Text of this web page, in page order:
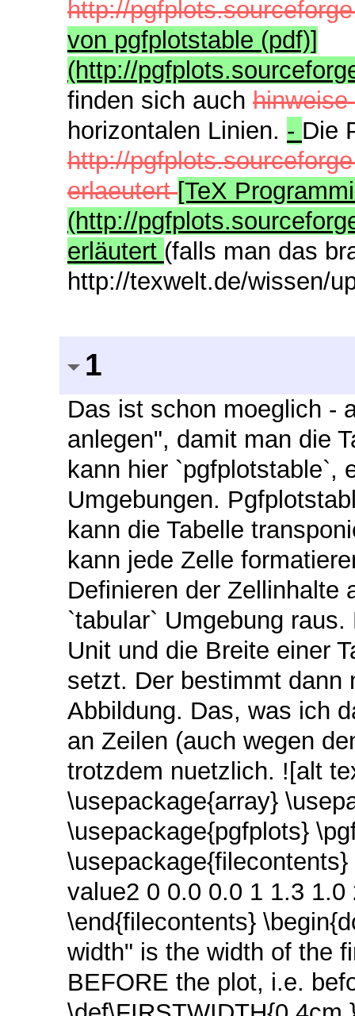
http://
von pgfplotstable (pdf)]
(http://
finden sich auch hinweise
horizontalen Linien. - Die
http://
erlaeutert[TeX
(http://
erläutert (falls man das
http://texwelt.de/wissen/
1
Das ist schon moeglich -
anlegen", damit man die
kann hier `pgfplotstable`,
Umgebungen.
kann die Tabelle
kann jede Zelle
Definieren der Zellinhalte
`tabular` Umgebung
Unit und die Breite einer
setzt. Der bestimmt dann
Abbildung. Das, was ich
an Zeilen (auch wegen
trotzdem nuetzlich. ![alt
\usepackage{array}
\usepackage{pgfplots}
value2 0 0.0 0.0 1 1.3
\end{filecontents}
width" is the width of the
BEFORE the plot, i.e.